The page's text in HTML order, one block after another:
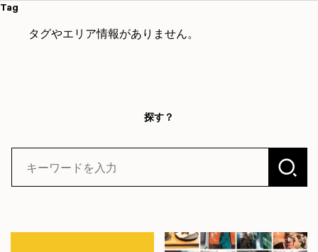
Tag
タグやエリア情報がありません。
探す？